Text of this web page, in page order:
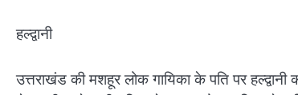
हल्द्वानी
उत्तराखंड की मशहूर लोक गायिका के पति पर